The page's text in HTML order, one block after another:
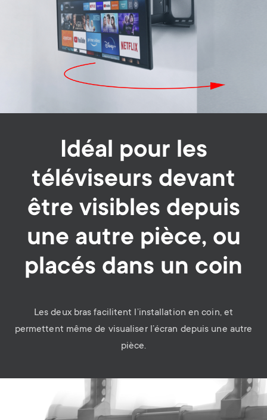
Idéal pour les
téléviseurs devant
être visibles depuis
une autre pièce, ou
placés dans un coin
Les deux bras facilitent l’installation en coin, et
permettent même de visualiser l’écran depuis une autre
pièce.